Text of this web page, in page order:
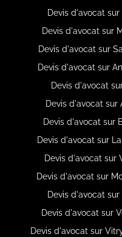
Devis d'avocat
Devis d'avocat sur
Devis d'avocat sur
Devis d'avocat sur
Devis d'avocat
Devis d'avocat
Devis d'avocat sur
Devis d'avocat sur
Devis d'avocat sur
Devis d'avocat sur
Devis d'avocat
Devis d'avocat sur
Devis d'avocat sur